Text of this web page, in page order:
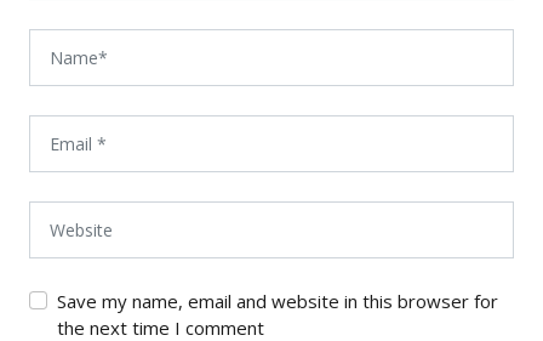
Save my name, email and website in this browser for
the next time I comment